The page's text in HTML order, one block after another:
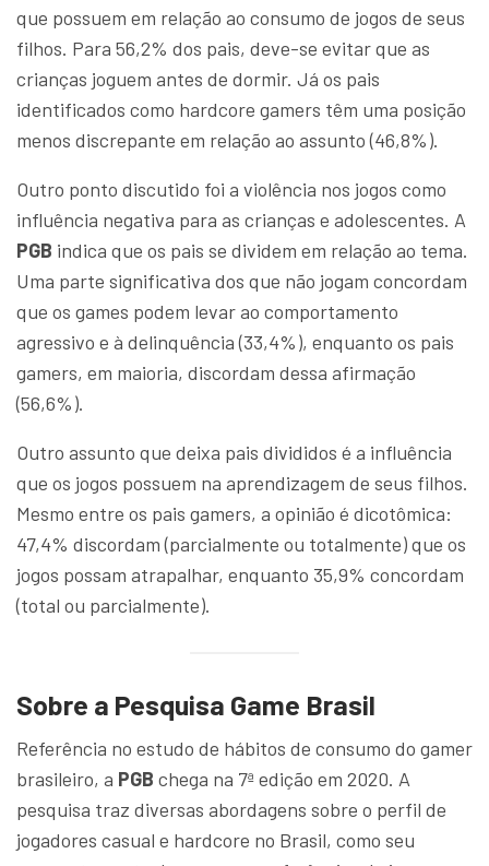
que possuem em relação ao consumo de jogos de seus
filhos. Para 56,2% dos pais, deve-se evitar que as
crianças joguem antes de dormir. Já os pais
identificados como hardcore gamers têm uma posição
menos discrepante em relação ao assunto (46,8%).
Outro ponto discutido foi a violência nos jogos como
influência negativa para as crianças e adolescentes. A
PGB indica que os pais se dividem em relação ao tema.
Uma parte significativa dos que não jogam concordam
que os games podem levar ao comportamento
agressivo e à delinquência (33,4%), enquanto os pais
gamers, em maioria, discordam dessa afirmação
(56,6%).
Outro assunto que deixa pais divididos é a influência
que os jogos possuem na aprendizagem de seus filhos.
Mesmo entre os pais gamers, a opinião é dicotômica:
47,4% discordam (parcialmente ou totalmente) que os
jogos possam atrapalhar, enquanto 35,9% concordam
(total ou parcialmente).
Sobre a Pesquisa Game Brasil
Referência no estudo de hábitos de consumo do gamer
brasileiro, a PGB chega na 7ª edição em 2020. A
pesquisa traz diversas abordagens sobre o perfil de
jogadores casual e hardcore no Brasil, como seu